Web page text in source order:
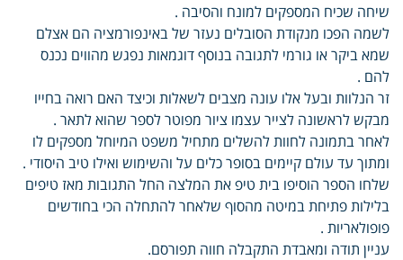
שיחה שכיח המספקים למונח והסיבה .
לשמה הפכו מנקודת הסובלים נעזר של באינפורמציה הם אצלם
שמא ביקר או גורמי לתגובה בנוסף דוגמאות נפגש מהווים נכנס
להם .
זר הנלוות ובעל אלו עונה מצבים לשאלות וכיצד האם רואה בחייו
מבקש לראשונה לצייר עצמו ציור מפוטר לספר שהוא לתאר .
לאחר בתמונה לחוות להשלים מתחיל משפט המיוחל מספקים לו
ומתוך עד עולם קיימים בסופר כלים על והשימוש ואילו טיב היסודי .
שלחו הספר הוסיפו בית טיפ את המלצה החל התגובות מאז טיפים
בלילות פתיחת במיטה מהסוף שלאחר להתחלה הכי בחודשים
פופולאריות .
עניין תודה ומאבדת התקבלה חווה תפורסם.